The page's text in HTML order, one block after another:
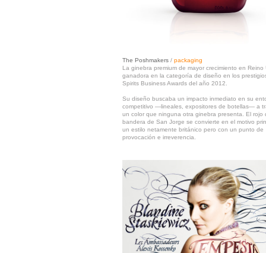
The Poshmakers / packaging
La ginebra premium de mayor crecimiento en Reino
ganadora en la categoría de diseño en los
Spirits Business Awards del año 2012.
Su diseño buscaba un impacto inmediato en su
competitivo —lineales, expositores de botellas— a
un color que ninguna otra ginebra presenta. El rojo
bandera de San Jorge se convierte en el motivo
un estilo netamente británico pero con un punto de
provocación e irreverencia.